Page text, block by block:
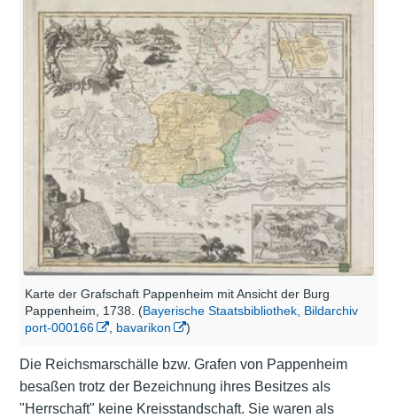
Karte der Grafschaft Pappenheim mit Ansicht der Burg
Pappenheim, 1738. (Bayerische Staatsbibliothek, Bildarchiv
port-000166
bavarikon )
Die Reichsmarschälle bzw. Grafen von Pappenheim
besaßen trotz der Bezeichnung ihres Besitzes als
"Herrschaft" keine Kreisstandschaft. Sie waren als